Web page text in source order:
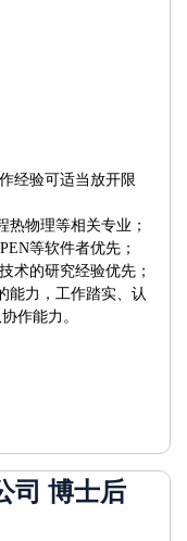
经验可适当放开限
热物理等相关专业；
等软件者优先；
术的研究经验优先；
能力，工作踏实、认
作能力。
司 博士后